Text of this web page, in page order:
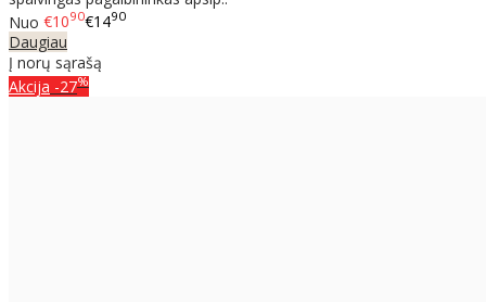
Nuo €1090€1490
Daugiau
Į norų sąrašą
Akcija -27%